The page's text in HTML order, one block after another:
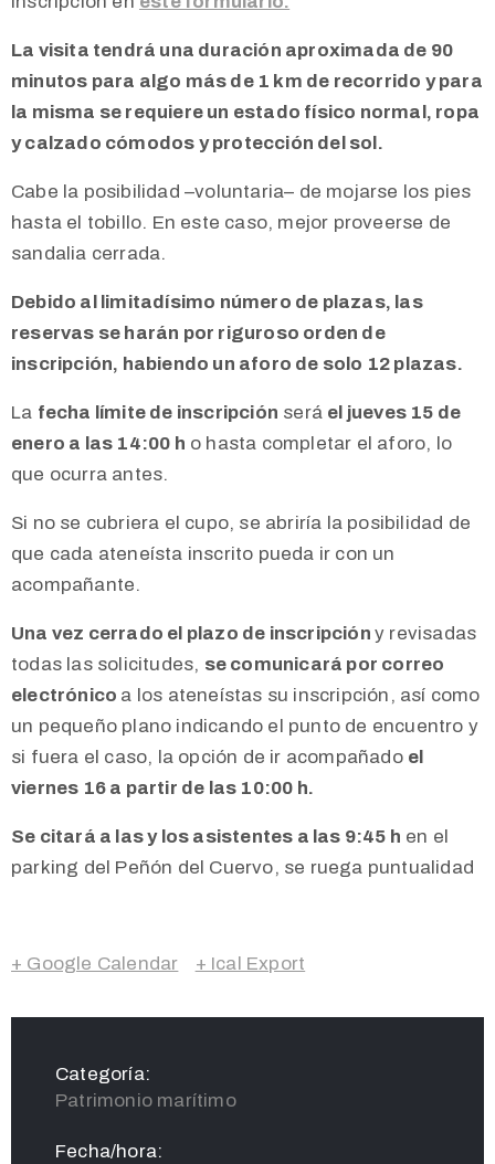
La visita tendrá una duración aproximada de 90
minutos para algo más de 1 km de recorrido y para
la misma se requiere un estado físico normal, ropa
y calzado cómodos y protección del sol.
Cabe la posibilidad –voluntaria– de mojarse los pies
hasta el tobillo. En este caso, mejor proveerse de
sandalia cerrada.
Debido al limitadísimo número de plazas, las
reservas se harán por riguroso orden de
inscripción, habiendo un aforo de solo 12 plazas.
La fecha límite de inscripción será el jueves 15 de
enero a las 14:00 h o hasta completar el aforo, lo
que ocurra antes.
Si no se cubriera el cupo, se abriría la posibilidad de
que cada ateneísta inscrito pueda ir con un
acompañante.
Una vez cerrado el plazo de inscripción y revisadas
todas las solicitudes, se comunicará por correo
electrónico a los ateneístas su inscripción, así como
un pequeño plano indicando el punto de encuentro y
si fuera el caso, la opción de ir acompañado el
viernes 16 a partir de las 10:00 h.
Se citará a las y los asistentes a las 9:45 h en el
parking del Peñón del Cuervo, se ruega puntualidad
+ Google Calendar + Ical Export
Categoría:
Patrimonio marítimo
Fecha/hora: